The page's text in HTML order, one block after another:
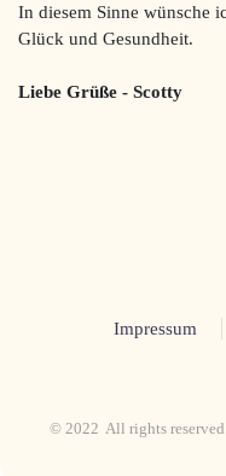
In diesem Sinne wünsche
Glück und Gesundheit.
Liebe Grüße - Scotty
Impressum
© 2022 All rights